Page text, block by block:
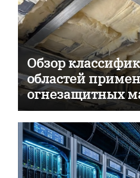
Обзор
областей
огнезащитных
пассивной
защиты